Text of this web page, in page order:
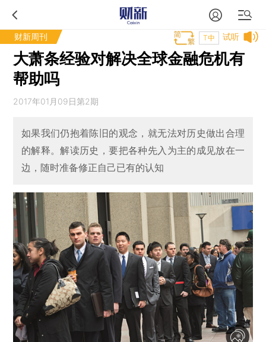
财新周刊 试听
T中
大萧条经验对解决全球金融危机有
帮助吗
2017年01月09日第2期
如果我们仍抱着陈旧的观念，就无法对历史做出合理
的解释。解读历史，要把各种先入为主的成见放在一
边，随时准备修正自己已有的认知